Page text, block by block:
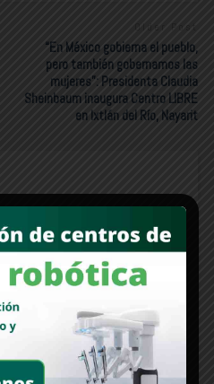
“En México gobierna el pueblo,
pero también gobernamos las
mujeres”: Presidenta Claudia
Sheinbaum inaugura Centro LIBRE
en Ixtlán del Río, Nayarit